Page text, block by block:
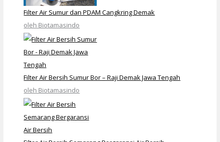
Filter Air Sumur dan PDAM Cangkring Demak
oleh Biotamasindo
Filter Air Bersih Sumur Bor – Raji Demak Jawa Tengah
oleh Biotamasindo